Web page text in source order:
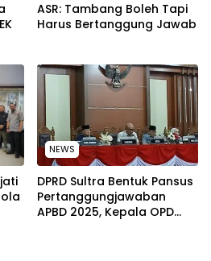
ASR: Tambang Boleh Tapi
Harus Bertanggung Jawab
NEWS
DPRD Sultra Bentuk Pansus
Pertanggungjawaban
APBD 2025, Kepala OPD